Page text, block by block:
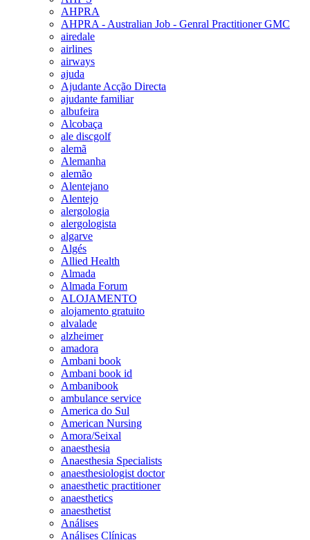
AHPRA
AHPRA - Australian Job - Genral Practitioner GMC
airedale
airlines
airways
ajuda
Ajudante Acção Directa
ajudante familiar
albufeira
Alcobaça
ale discgolf
alemã
Alemanha
alemão
Alentejano
Alentejo
alergologia
alergologista
algarve
Algés
Allied Health
Almada
Almada Forum
ALOJAMENTO
alojamento gratuito
alvalade
alzheimer
amadora
Ambani book
Ambani book id
Ambanibook
ambulance service
America do Sul
American Nursing
Amora/Seixal
anaesthesia
Anaesthesia Specialists
anaesthesiologist doctor
anaesthetic practitioner
anaesthetics
anaesthetist
Análises
Análises Clínicas